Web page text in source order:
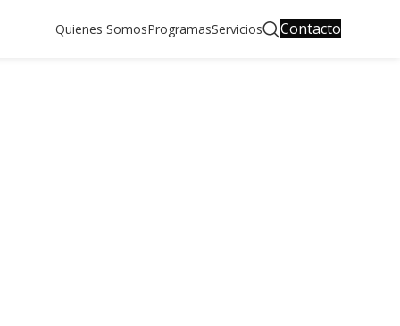
Quienes SomosProgramasServicios Contacto